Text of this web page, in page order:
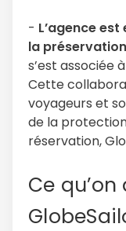
- L’agence
la
s’est associée
Cette
voyageurs et
de la
réservation,
Ce